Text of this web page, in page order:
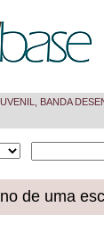
BANDA
de uma